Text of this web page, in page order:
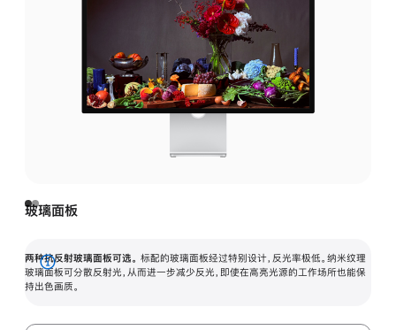
玻璃面板
两种抗反射玻璃面板可选。 标配的玻璃面板经过特别设计，反光率极低。纳米纹理
玻璃面板可分散反射光，从而进一步减少反光，即使在高亮光源的工作场所也能保
持出色画质。
展
开